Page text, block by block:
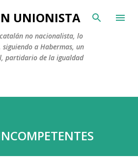
contenido principal
UNIONISTA
no nacionalista, lo
a Habermas, un
partidario de la igualdad